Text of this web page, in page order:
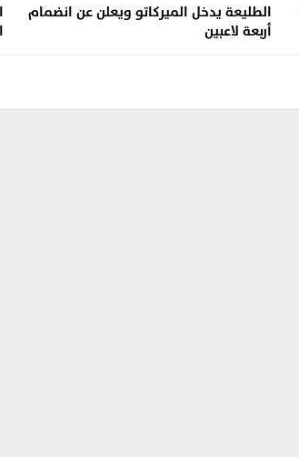
الطليعة يدخل الميركاتو ويعلن عن انضمام
أربعة لاعبين